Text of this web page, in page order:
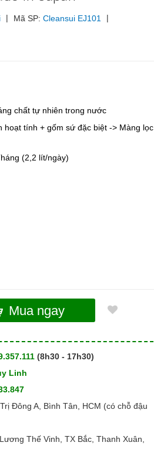
| Mã SP: Cleansui EJ101 |
chất tự nhiên trong nước
hoạt tính + gốm sứ đặc biệt -> Màng lọc
(2,2 lít/ngày)
Mua ngay
(8h30 - 17h30)
Linh
Đông A, Bình Tân, HCM (có chỗ đậu
Thế Vinh, TX Bắc, Thanh Xuân,